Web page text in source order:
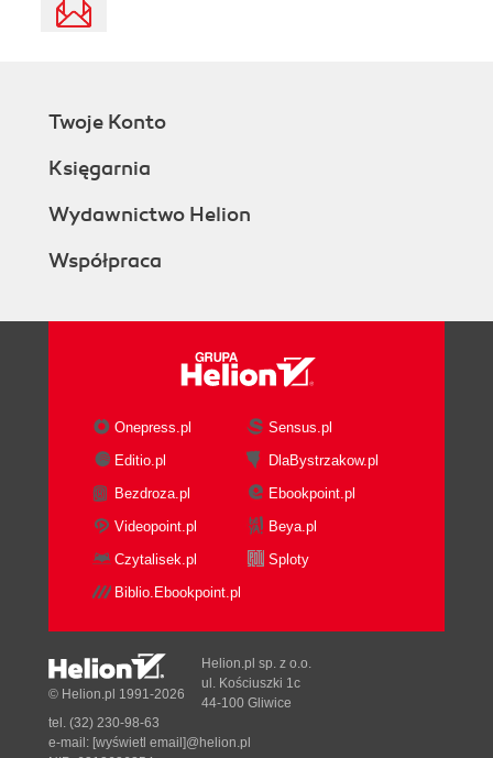
Twoje Konto
Księgarnia
Wydawnictwo Helion
Współpraca
Onepress.pl
Sensus.pl
Editio.pl
DlaBystrzakow.pl
Bezdroza.pl
Ebookpoint.pl
Videopoint.pl
Beya.pl
Czytalisek.pl
Sploty
Biblio.Ebookpoint.pl
© Helion.pl 1991-2026
Helion.pl sp. z o.o.
ul. Kościuszki 1c
44-100 Gliwice
tel. (32) 230-98-63
e-mail: [wyświetl email]@helion.pl